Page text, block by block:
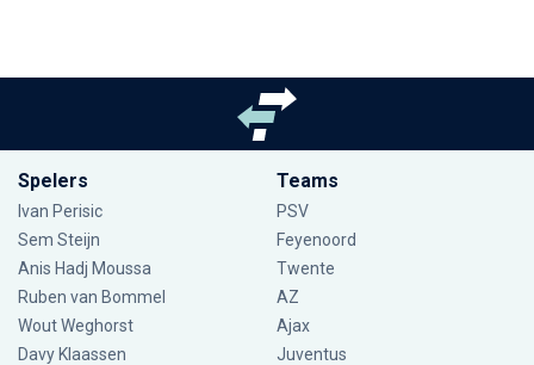
Spelers
Ivan Perisic
Sem Steijn
Anis Hadj Moussa
Ruben van Bommel
Wout Weghorst
Davy Klaassen
Teams
PSV
Feyenoord
Twente
AZ
Ajax
Juventus